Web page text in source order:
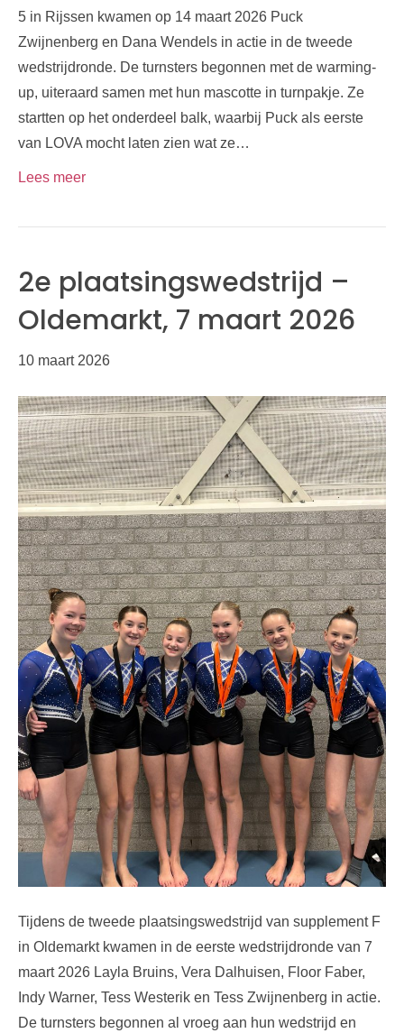
5 in Rijssen kwamen op 14 maart 2026 Puck
Zwijnenberg en Dana Wendels in actie in de tweede
wedstrijdronde. De turnsters begonnen met de warming-
up, uiteraard samen met hun mascotte in turnpakje. Ze
startten op het onderdeel balk, waarbij Puck als eerste
van LOVA mocht laten zien wat ze…
Lees meer
2e plaatsingswedstrijd –
Oldemarkt, 7 maart 2026
10 maart 2026
Tijdens de tweede plaatsingswedstrijd van supplement F
in Oldemarkt kwamen in de eerste wedstrijdronde van 7
maart 2026 Layla Bruins, Vera Dalhuisen, Floor Faber,
Indy Warner, Tess Westerik en Tess Zwijnenberg in actie.
De turnsters begonnen al vroeg aan hun wedstrijd en